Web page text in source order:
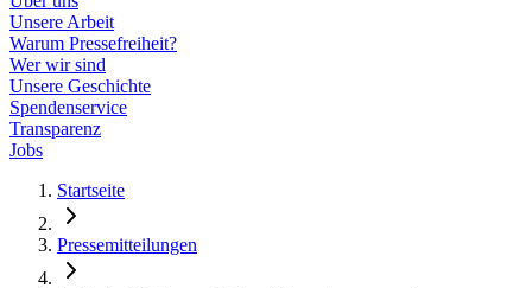
Unsere Arbeit
Warum Pressefreiheit?
Wer wir sind
Unsere Geschichte
Spendenservice
Transparenz
Jobs
Startseite
Pressemitteilungen